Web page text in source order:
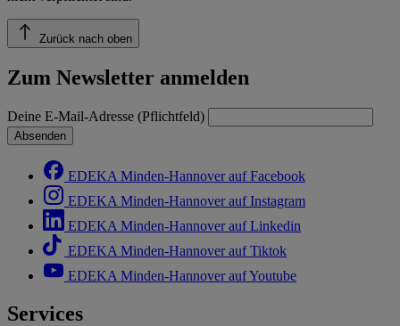
Zurück nach oben
Zum Newsletter anmelden
Deine E-Mail-Adresse (Pflichtfeld)
Absenden
EDEKA Minden-Hannover auf Facebook
EDEKA Minden-Hannover auf Instagram
EDEKA Minden-Hannover auf Linkedin
EDEKA Minden-Hannover auf Tiktok
EDEKA Minden-Hannover auf Youtube
Services